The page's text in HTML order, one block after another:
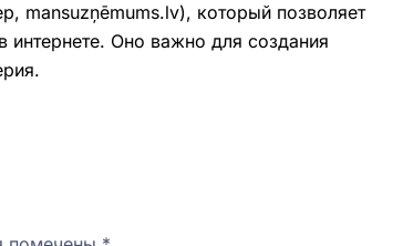
mansuzņēmums.lv), который позволяет
интернете. Оно важно для создания